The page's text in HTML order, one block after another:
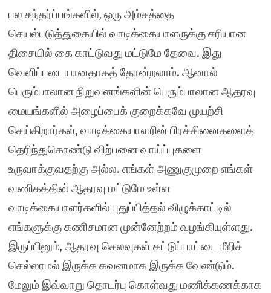
பல சந்தர்ப்பங்களில், ஒரு அம்சத்தை
செயல்படுத்துகையில் வாடிக்கையாளருக்கு சரியான
திசையில் கை காட்டுவது மட்டுமே தேவை. இது
வெளிப்படையானதாகத் தோன்றலாம். ஆனால்
பெரும்பாலான நிறுவனங்களின் பெரும்பாலான ஆதரவு
மையங்களில் அழைப்பைக் குறைக்கவே முயற்சி
செய்கிறார்கள், வாடிக்கையாளரின் பிரச்சினைகளைத்
தெரிந்துகொண்டு விற்பனை வாய்ப்புகளை
உருவாக்குவதற்கு அல்ல. எங்கள் அணுகுமுறை எங்கள்
வணிகத்தின் ஆதரவு மட்டுமே உள்ள
வாடிக்கையாளர்களில் புதுப்பித்தல் விழுக்காட்டில்
எங்களுக்கு கணிசமான முன்னேற்றம் வழங்கியுள்ளது.
இருப்பினும், ஆதரவு செலவுகள் கட்டுப்பாட்டை மீறிச்
செல்லாமல் இருக்க கவனமாக இருக்க வேண்டும்.
மேலும் இவ்வாறு தொடர்பு கொள்வது மணிக்கணக்காக